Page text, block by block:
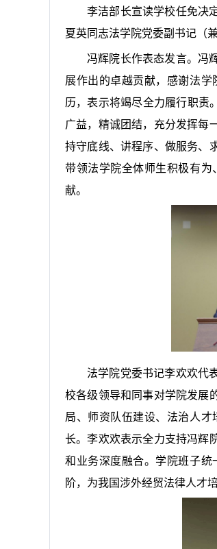
李洁部长宣读学校任免决
夏英同志法学院党委副书记（
冯辉院长作表态发言。冯
展作出的卓越贡献，感谢法
历，表示将竭尽全力履行职责
广益，精诚团结，充分发挥每
持守底线、讲程序、做服务、
带领法学院全体师生积极有
献。
法学院党委书记李欢欢代
校各级领导和同事对学院发展
局、师资队伍建设、法治人
长。李欢欢表示全力支持冯辉
和业务深度融合。学院班子
阶，为我国涉外经贸法律人才